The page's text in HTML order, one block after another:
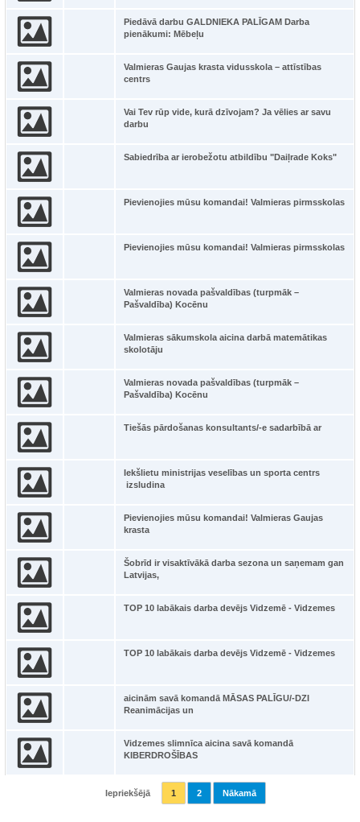
Piedāvā darbu GALDNIEKA PALĪGAM Darba
pienākumi: Mēbeļu
Valmieras Gaujas krasta vidusskola – attīstības
centrs
Vai Tev rūp vide, kurā dzīvojam? Ja vēlies ar savu
darbu
Sabiedrība ar ierobežotu atbildību "Daiļrade Koks"
Pievienojies mūsu komandai! Valmieras pirmsskolas
Pievienojies mūsu komandai! Valmieras pirmsskolas
Valmieras novada pašvaldības (turpmāk –
Pašvaldība) Kocēnu
Valmieras sākumskola aicina darbā matemātikas
skolotāju
Valmieras novada pašvaldības (turpmāk –
Pašvaldība) Kocēnu
Tiešās pārdošanas konsultants/-e sadarbībā ar
Iekšlietu ministrijas veselības un sporta centrs
izsludina
Pievienojies mūsu komandai! Valmieras Gaujas
krasta
Šobrīd ir visaktīvākā darba sezona un saņemam gan
Latvijas,
TOP 10 labākais darba devējs Vidzemē - Vidzemes
TOP 10 labākais darba devējs Vidzemē - Vidzemes
aicinām savā komandā MĀSAS PALĪGU/-DZI
Reanimācijas un
Vidzemes slimnīca aicina savā komandā
KIBERDROŠĪBAS
Iepriekšējā 1 2 Nākamā